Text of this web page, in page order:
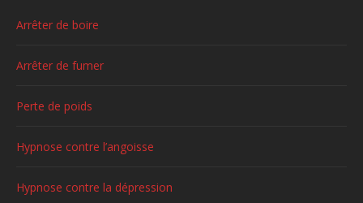
Arrêter de boire
Arrêter de fumer
Perte de poids
Hypnose contre l’angoisse
Hypnose contre la dépression